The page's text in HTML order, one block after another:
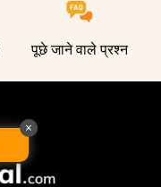
पूछे जाने वाले प्रश्न
×